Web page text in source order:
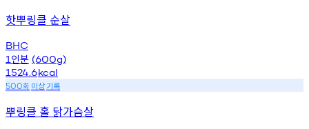
핫뿌링클 순살
BHC
1 인분 (600g)
1524.6kcal
500회 이상기록
뿌링클 홀 닭가슴살